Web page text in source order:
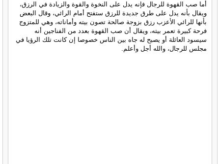
أما صب القهوة للرجال فإنه يدل على النخوة والقوة والزيادة في الرزق،
ويقال بأنه يدل على طرق جديدة للرزق ستفتح أمام الرائي، وقال البعض
بأنها للرائي الأعزب رزق بزوجة صالحة تصون بيته وأماناته، وهي للمتزوج
فرحة كبيرة تعمر بيته، ويقال أن صب القهوة بعدد من الفناجين أنه
سيسود العائلة أو يصبح له جاه بين الناس خصوصا إن كانت تلك الرؤيا في
مجلس للرجال، والله أجل وأعلم.